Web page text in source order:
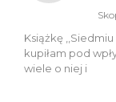
Książkę
kupiłam pod
wiele o niej i